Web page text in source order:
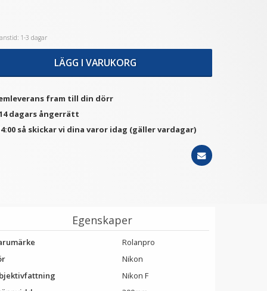
Blixtskoskydd hot-shoe
Fujifilm kameror Silver
LÄGG I VARUKORG
JJC Blixtskoskydd hot-shoe
för Canon kameror
1-3 dagar
LÄGG I VARUKORG
fram till din dörr
dagars ångerrätt
så skickar vi dina varor idag (gäller vardagar)
Egenskaper
Rolanpro
Nikon
Nikon F